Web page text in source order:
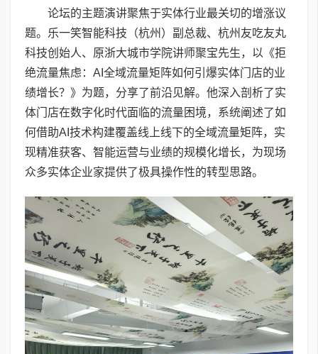
论坛的主题演讲聚焦于实体行业最关切的增涨议
题。乐一笑智能科技（杭州）副总裁、杭州友吃友丸
科技创始人、原浙大城市学院讲师聚宝先生，以《拒
绝流量焦虑：AI全域流量矩阵如何引爆实体门店的业
绩增长？》为题，分享了前沿见解。他深入剖析了实
体门店在数字化时代面临的流量困境，系统阐述了如
何借助AI技术构建覆盖线上线下的全域流量矩阵，实
现精准获客、智能运营与业绩的规模化增长，为现场
众多实体企业家提供了极具操作性的转型思路。